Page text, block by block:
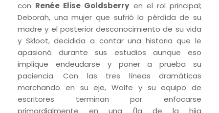
con Renée Elise Goldsberryen el rol principal;
Deborah, una mujer que sufrió la pérdida de su
madre y el posterior desconocimiento de su vida
y Skloot, decidida a contar una historia que le
apasionó durante sus estudios aunque eso
implique endeudarse y poner a prueba su
paciencia. Con las tres líneas dramáticas
marchando en su eje, Wolfe y su equipo de
escritores terminan por enfocarse
primordialmente en una (la de la hija